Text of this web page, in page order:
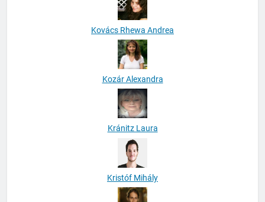
Kovács Rhewa Andrea
Kozár Alexandra
Kránitz Laura
Kristóf Mihály